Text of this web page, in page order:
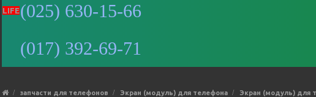
LIFE(025) 630-15-66
(017) 392-69-71
запчасти для телефонов Экран (модуль) для телефона Экран (модуль) для